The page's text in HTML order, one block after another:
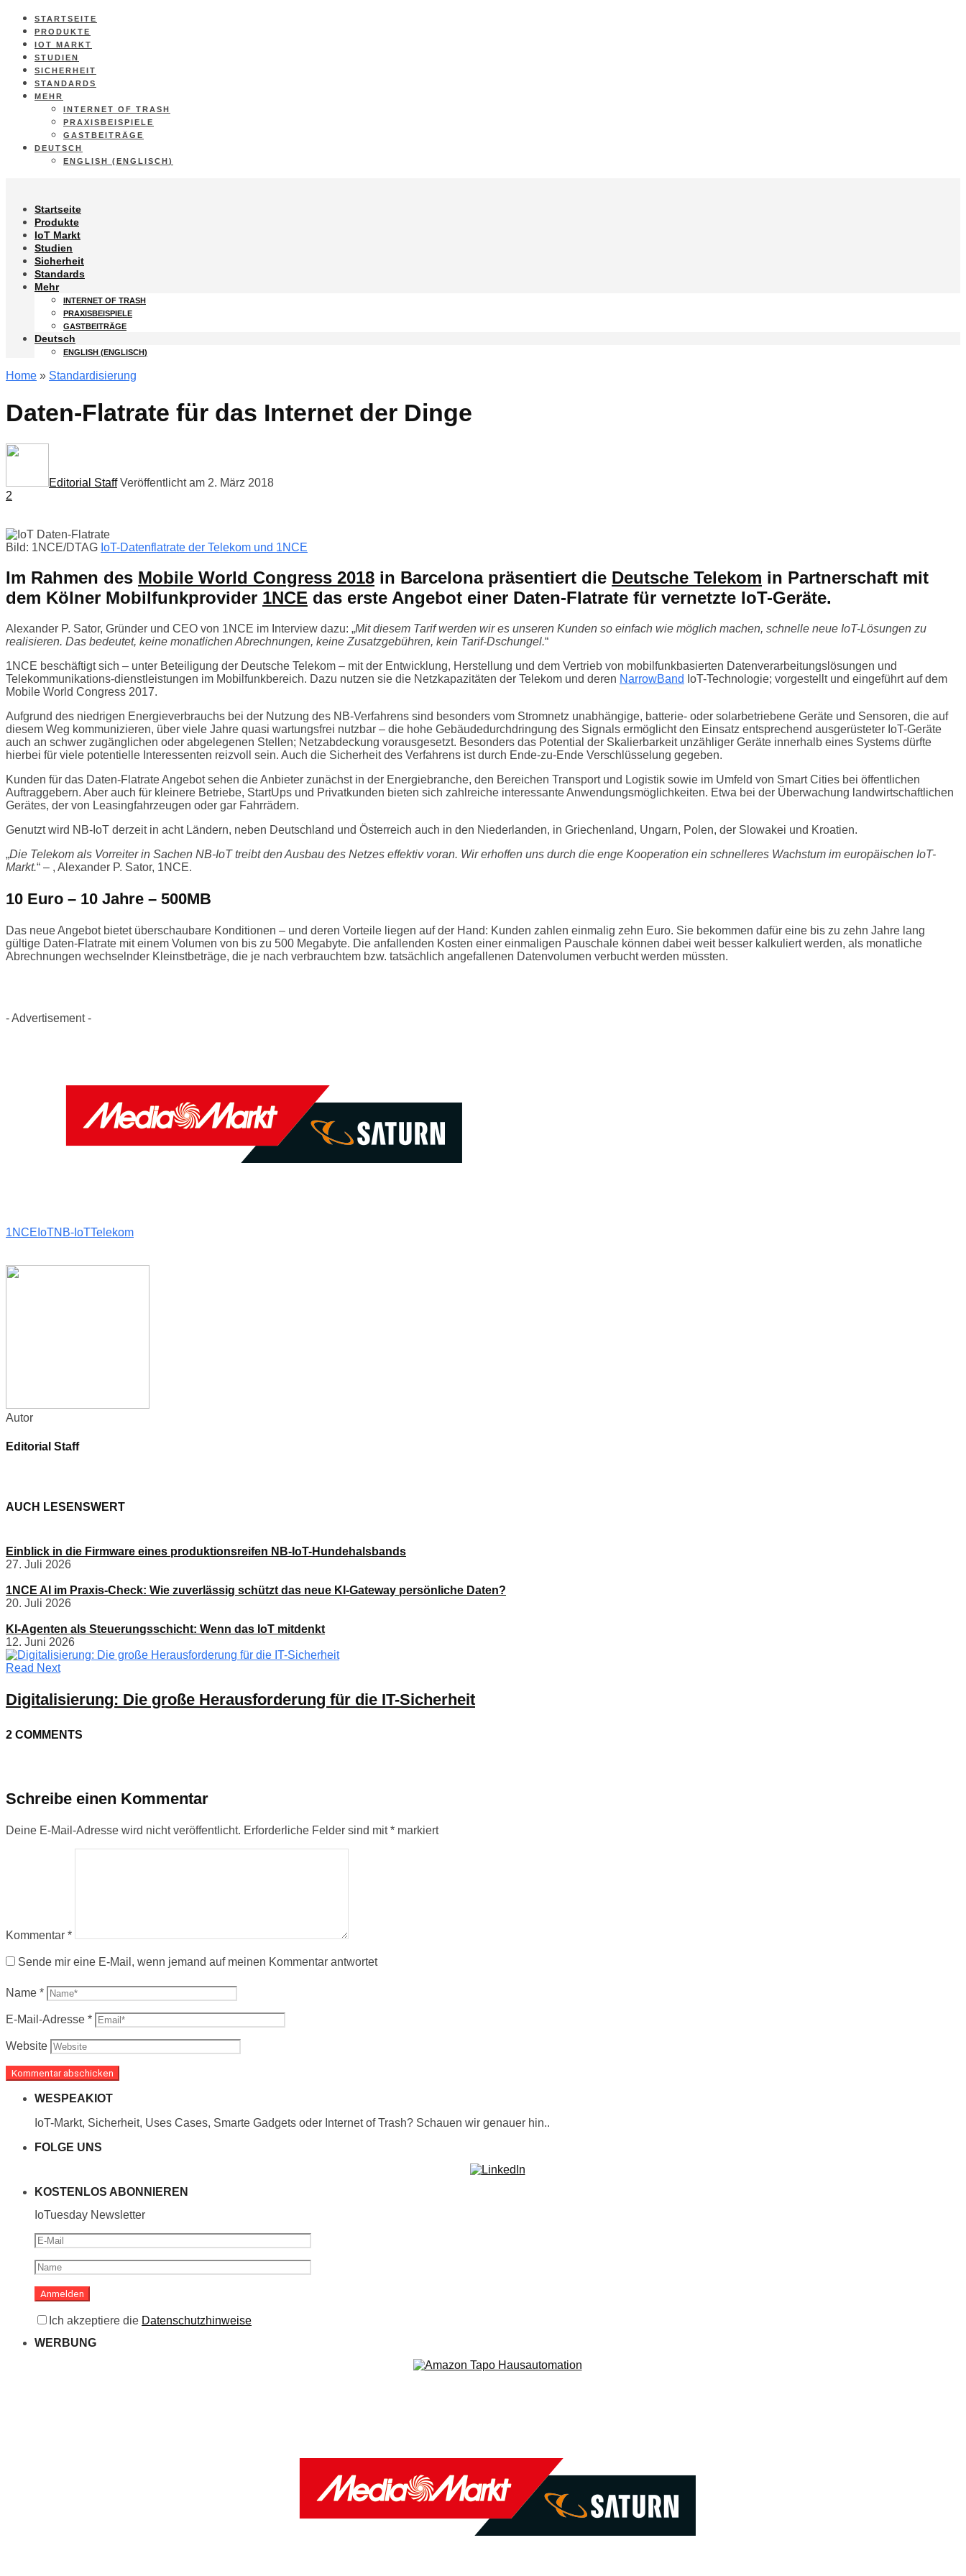
STARTSEITE
PRODUKTE
IOT MARKT
STUDIEN
SICHERHEIT
STANDARDS
MEHR
INTERNET OF TRASH
PRAXISBEISPIELE
GASTBEITRÄGE
DEUTSCH
ENGLISH (ENGLISCH)
Startseite
Produkte
IoT Markt
Studien
Sicherheit
Standards
Mehr
INTERNET OF TRASH
PRAXISBEISPIELE
GASTBEITRÄGE
Deutsch
ENGLISH (ENGLISCH)
Home » Standardisierung
Daten-Flatrate für das Internet der Dinge
Editorial Staff Veröffentlicht am 2. März 2018
2
Bild: 1NCE/DTAG IoT-Datenflatrate der Telekom und 1NCE
Im Rahmen des Mobile World Congress 2018 in Barcelona präsentiert die Deutsche Telekom in Partnerschaft mit
dem Kölner Mobilfunkprovider 1NCE das erste Angebot einer Daten-Flatrate für vernetzte IoT-Geräte.
Alexander P. Sator, Gründer und CEO von 1NCE im Interview dazu: „Mit diesem Tarif werden wir es unseren Kunden so einfach wie möglich machen, schnelle neue IoT-Lösungen zu
realisieren. Das bedeutet, keine monatlichen Abrechnungen, keine Zusatzgebühren, kein Tarif-Dschungel.“
1NCE beschäftigt sich – unter Beteiligung der Deutsche Telekom – mit der Entwicklung, Herstellung und dem Vertrieb von mobilfunkbasierten Datenverarbeitungslösungen und
Telekommunikations-dienstleistungen im Mobilfunkbereich. Dazu nutzen sie die Netzkapazitäten der Telekom und deren NarrowBand IoT-Technologie; vorgestellt und eingeführt auf dem
Mobile World Congress 2017.
Aufgrund des niedrigen Energieverbrauchs bei der Nutzung des NB-Verfahrens sind besonders vom Stromnetz unabhängige, batterie- oder solarbetriebene Geräte und Sensoren, die auf
diesem Weg kommunizieren, über viele Jahre quasi wartungsfrei nutzbar – die hohe Gebäudedurchdringung des Signals ermöglicht den Einsatz entsprechend ausgerüsteter IoT-Geräte
auch an schwer zugänglichen oder abgelegenen Stellen; Netzabdeckung vorausgesetzt. Besonders das Potential der Skalierbarkeit unzähliger Geräte innerhalb eines Systems dürfte
hierbei für viele potentielle Interessenten reizvoll sein. Auch die Sicherheit des Verfahrens ist durch Ende-zu-Ende Verschlüsselung gegeben.
Kunden für das Daten-Flatrate Angebot sehen die Anbieter zunächst in der Energiebranche, den Bereichen Transport und Logistik sowie im Umfeld von Smart Cities bei öffentlichen
Auftraggebern. Aber auch für kleinere Betriebe, StartUps und Privatkunden bieten sich zahlreiche interessante Anwendungsmöglichkeiten. Etwa bei der Überwachung landwirtschaftlichen
Gerätes, der von Leasingfahrzeugen oder gar Fahrrädern.
Genutzt wird NB-IoT derzeit in acht Ländern, neben Deutschland und Österreich auch in den Niederlanden, in Griechenland, Ungarn, Polen, der Slowakei und Kroatien.
„Die Telekom als Vorreiter in Sachen NB-IoT treibt den Ausbau des Netzes effektiv voran. Wir erhoffen uns durch die enge Kooperation ein schnelleres Wachstum im europäischen IoT-
Markt.“ – , Alexander P. Sator, 1NCE.
10 Euro – 10 Jahre – 500MB
Das neue Angebot bietet überschaubare Konditionen – und deren Vorteile liegen auf der Hand: Kunden zahlen einmalig zehn Euro. Sie bekommen dafür eine bis zu zehn Jahre lang
gültige Daten-Flatrate mit einem Volumen von bis zu 500 Megabyte. Die anfallenden Kosten einer einmaligen Pauschale können dabei weit besser kalkuliert werden, als monatliche
Abrechnungen wechselnder Kleinstbeträge, die je nach verbrauchtem bzw. tatsächlich angefallenen Datenvolumen verbucht werden müssten.
- Advertisement -
1NCE IoTNB-IoTTelekom
Autor
Editorial Staff
AUCH LESENSWERT
Einblick in die Firmware eines produktionsreifen NB-IoT-Hundehalsbands
27. Juli 2026
1NCE AI im Praxis-Check: Wie zuverlässig schützt das neue KI-Gateway persönliche Daten?
20. Juli 2026
KI-Agenten als Steuerungsschicht: Wenn das IoT mitdenkt
12. Juni 2026
Read Next
Digitalisierung: Die große Herausforderung für die IT-Sicherheit
2 COMMENTS
Schreibe einen Kommentar
Deine E-Mail-Adresse wird nicht veröffentlicht. Erforderliche Felder sind mit* markiert
Kommentar *
Sende mir eine E-Mail, wenn jemand auf meinen Kommentar antwortet
Name *
E-Mail-Adresse *
Website
WESPEAKIOT
IoT-Markt, Sicherheit, Uses Cases, Smarte Gadgets oder Internet of Trash? Schauen wir genauer hin..
FOLGE UNS
KOSTENLOS ABONNIEREN
IoTuesday Newsletter
Ich akzeptiere die Datenschutzhinweise
WERBUNG